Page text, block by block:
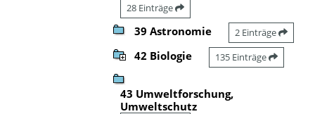
28 Einträge
39 Astronomie 2 Einträge
42 Biologie 135 Einträge
43 Umweltforschung,
Umweltschutz